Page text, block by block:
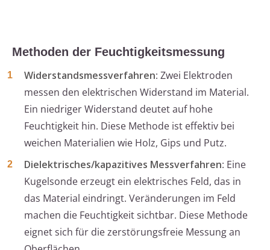
Methoden der Feuchtigkeitsmessung
Widerstandsmessverfahren: Zwei Elektroden
messen den elektrischen Widerstand im Material.
Ein niedriger Widerstand deutet auf hohe
Feuchtigkeit hin. Diese Methode ist effektiv bei
weichen Materialien wie Holz, Gips und Putz.
Dielektrisches/kapazitives Messverfahren: Eine
Kugelsonde erzeugt ein elektrisches Feld, das in
das Material eindringt. Veränderungen im Feld
machen die Feuchtigkeit sichtbar. Diese Methode
eignet sich für die zerstörungsfreie Messung an